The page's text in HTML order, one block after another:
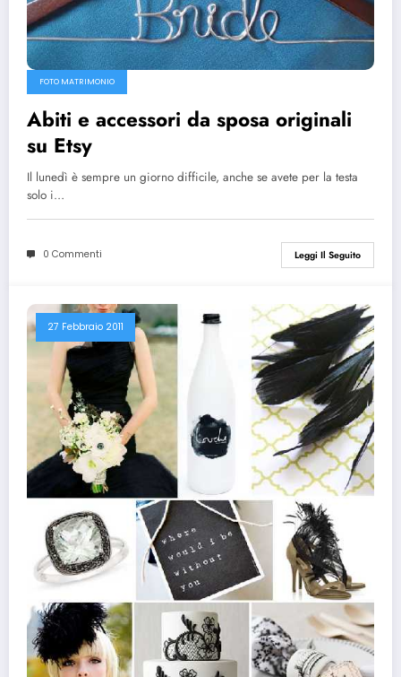
FOTO MATRIMONIO
Abiti e accessori da sposa originali
su Etsy
Il lunedì è sempre un giorno difficile, anche se avete per la testa
solo i…
0 Commenti Leggi Il Seguito
27 Febbraio 2011